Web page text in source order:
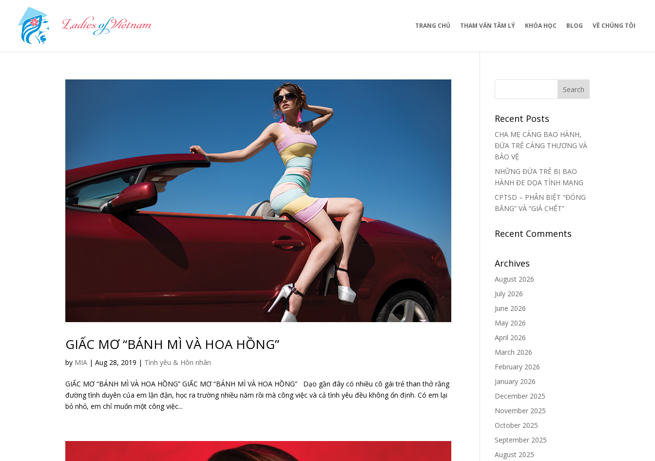
TRANG CHỦ THAM VẤN TÂM LÝ KHÓA HỌC BLOG VỀ CHÚNG TÔI
GIẤC MƠ “BÁNH MÌ VÀ HOA HỒNG”
by MIA |Aug 28, 2019 | Tình yêu & Hôn nhân
GIẤC MƠ “BÁNH MÌ VÀ HOA HỒNG” GIẤC MƠ “BÁNH MÌ VÀ HOA HỒNG” Dạo gần đây có nhiều cô gái trẻ than thở rằng
đường tình duyên của em lận đận, học ra trường nhiều năm rồi mà công việc và cả tình yêu đều không ổn định. Có em lại
bỏ nhỏ, em chỉ muốn một công việc...
Recent Posts
CHA MẸ CÀNG BẠO HÀNH,
ĐỨA TRẺ CÀNG THƯƠNG VÀ
BẢO VỆ
NHỮNG ĐỨA TRẺ BỊ BẠO
HÀNH ĐE DỌA TÍNH MẠNG
CPTSD – PHÂN BIỆT “ĐÓNG
BĂNG” VÀ “GIẢ CHẾT”
Recent Comments
Archives
August 2026
July 2026
June 2026
May 2026
April 2026
March 2026
February 2026
January 2026
December 2025
November 2025
October 2025
September 2025
August 2025